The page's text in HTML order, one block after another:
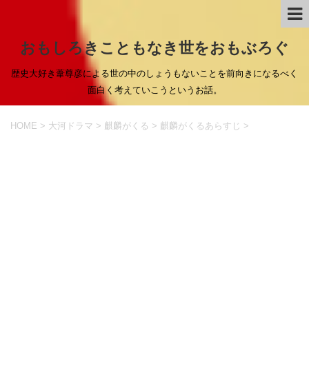
おもしろきこともなき世をおもぶろぐ
歴史大好き葦尊彦による世の中のしょうもないことを前向きになるべく
面白く考えていこうというお話。
HOME > 大河ドラマ > 麒麟がくる > 麒麟がくるあらすじ >